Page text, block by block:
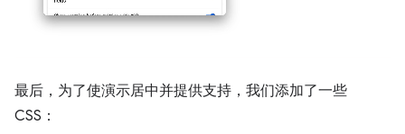
最后，为了使演示居中并提供支持，我们添加了一些
CSS：